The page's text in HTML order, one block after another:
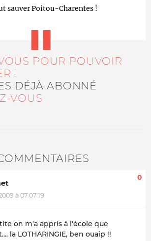
sauver Poitou-Charentes !
POUR POUVOIR
!
DÉJÀ ABONNÉ
VOUS
à 07:07:19
0
on m'a appris à l'école que
la LOTHARINGIE, ben ouaip !!